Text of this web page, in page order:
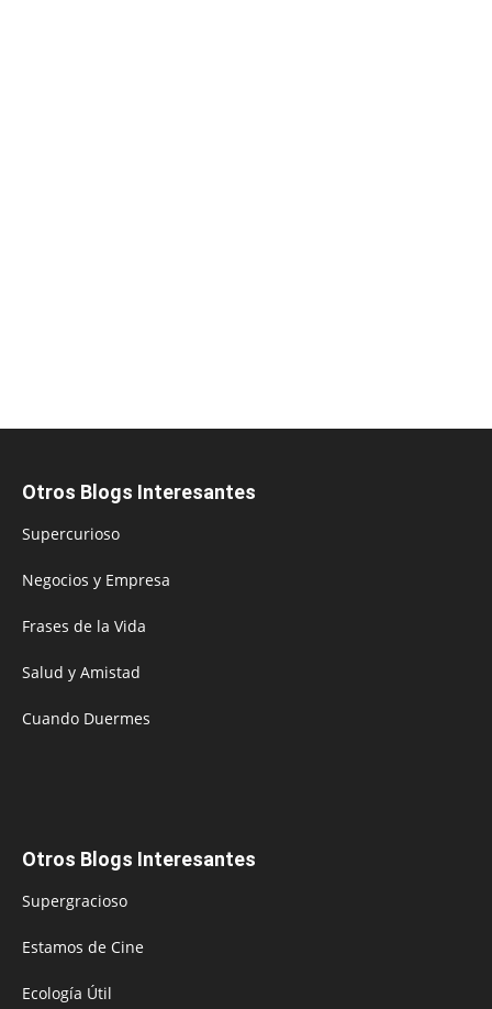
Otros Blogs Interesantes
Supercurioso
Negocios y Empresa
Frases de la Vida
Salud y Amistad
Cuando Duermes
Otros Blogs Interesantes
Supergracioso
Estamos de Cine
Ecología Útil